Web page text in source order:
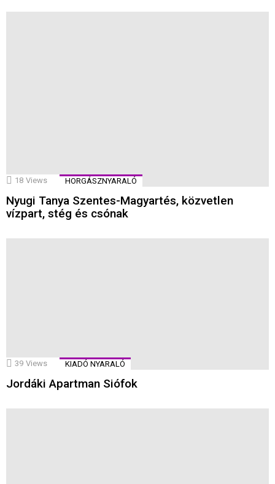
18 Views HORGÁSZNYARALÓ
Nyugi Tanya Szentes-Magyartés, közvetlen
vízpart, stég és csónak
39 Views KIADÓ NYARALÓ
Jordáki Apartman Siófok